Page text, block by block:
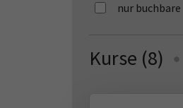
nur buchbare
Kurse (8)